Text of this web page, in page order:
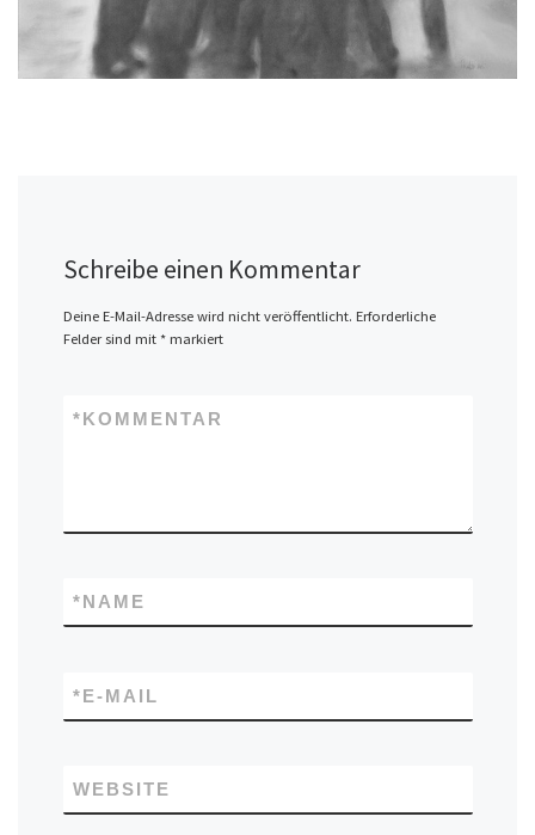
Schreibe einen Kommentar
Deine E-Mail-Adresse wird nicht veröffentlicht. Erforderliche
Felder sind mit *markiert
KOMMENTAR
*
NAME
*
E-MAIL
*
WEBSITE